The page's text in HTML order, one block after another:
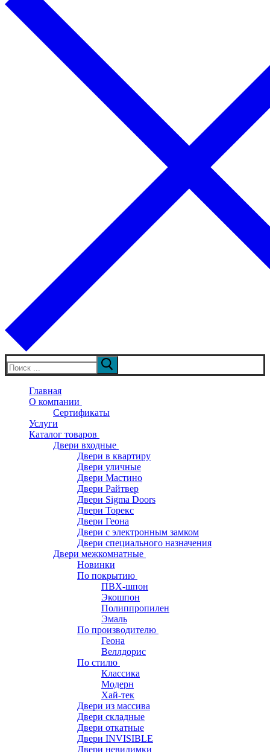
Искать:
Главная
О компании
Сертификаты
Услуги
Каталог товаров
Двери входные
Двери в квартиру
Двери уличные
Двери Мастино
Двери Райтвер
Двери Sigma Doors
Двери Торекс
Двери Геона
Двери с электронным замком
Двери специального назначения
Двери межкомнатные
Новинки
По покрытию
ПВХ-шпон
Экошпон
Полиппропилен
Эмаль
По производителю
Геона
Веллдорис
По стилю
Классика
Модерн
Хай-тек
Двери из массива
Двери складные
Двери откатные
Двери INVISIBLE
Двери невидимки